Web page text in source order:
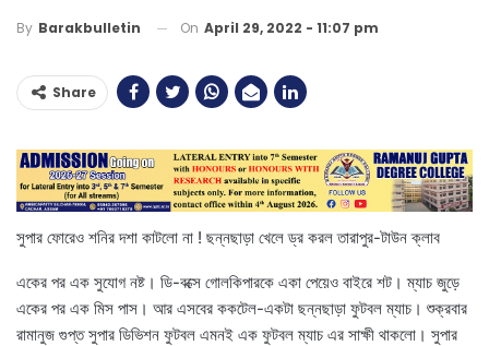
By Barakbulletin On April 29, 2022 - 11:07 pm
Share
সুপার ফোরেও শনির দশা কাটলো না ! ছন্নছাড়া খেলে ড্র করল তারাপুর-টাউন ক্লাব
একের পর এক সুযোগ নষ্ট। ডি-বক্সে গোলকিপারকে একা পেয়েও বাইরে শট। ম্যাচ জুড়ে
একের পর এক মিস পাস। আর এসবের ককটেল-একটা ছন্নছাড়া ফুটবল ম্যাচ। শুক্রবার
রামানুজ গুপ্ত সুপার ডিভিশন ফুটবল এমনই এক ফুটবল ম্যাচ এর সাক্ষী থাকলো। সুপার